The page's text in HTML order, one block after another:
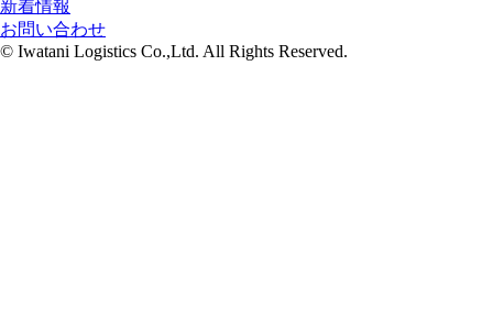
新着情報
お問い合わせ
© Iwatani Logistics Co.,Ltd. All Rights Reserved.